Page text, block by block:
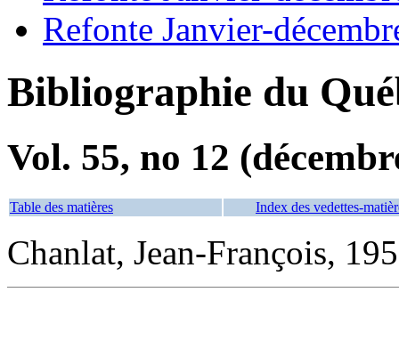
Refonte Janvier-
Bibliographie du
Vol. 55, no 12
Table des matières Index des vedettes-
Chanlat, Jean-François,